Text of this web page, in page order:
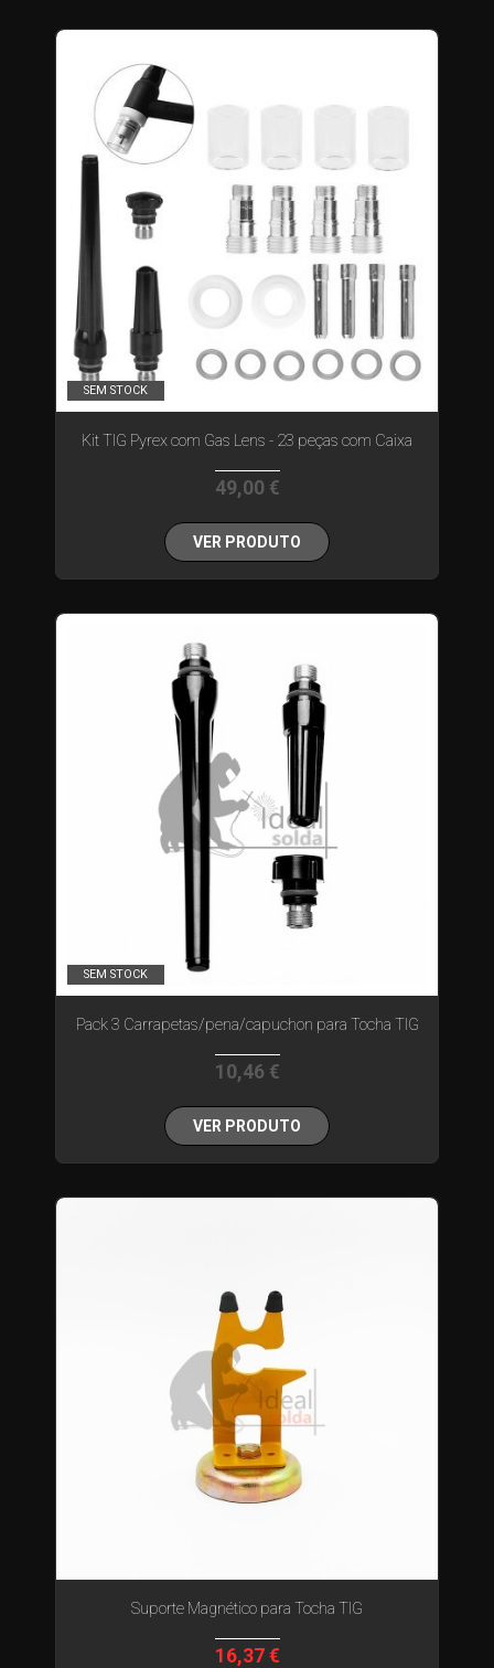
SEM STOCK
Kit TIG Pyrex com Gas Lens - 23 peças com Caixa
49,00 €
VER PRODUTO
SEM STOCK
Pack 3 Carrapetas/pena/capuchon para Tocha TIG
10,46 €
VER PRODUTO
Suporte Magnético para Tocha TIG
16,37 €